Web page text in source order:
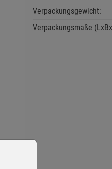
Verpackungsgewicht:
Verpackungsmaße